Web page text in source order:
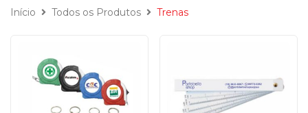
Início Todos os Produtos Trenas